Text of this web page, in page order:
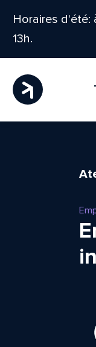
Horaires d'été:
13h.